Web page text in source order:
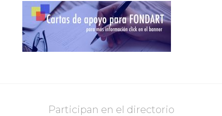
Participan en el directorio